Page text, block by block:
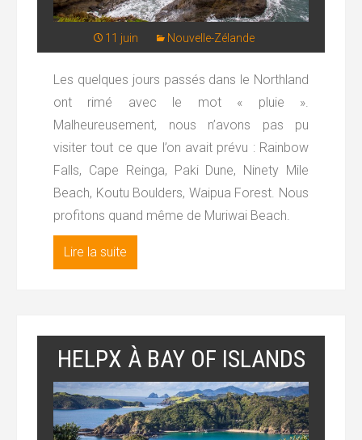
11 juin Nouvelle-Zélande
Les quelques jours passés dans le Northland
ont rimé avec le mot « pluie ».
Malheureusement, nous n’avons pas pu
visiter tout ce que l’on avait prévu : Rainbow
Falls, Cape Reinga, Paki Dune, Ninety Mile
Beach, Koutu Boulders, Waipua Forest. Nous
profitons quand même de Muriwai Beach.
Lire la suite
HELPX À BAY OF ISLANDS